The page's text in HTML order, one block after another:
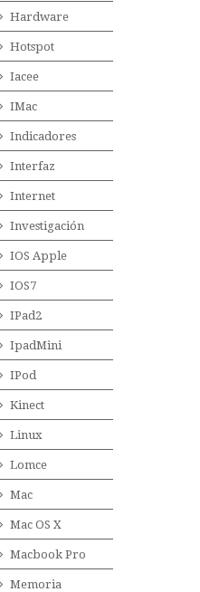
Hardware
Hotspot
Iacee
IMac
Indicadores
Interfaz
Internet
Investigación
IOS Apple
IOS7
IPad2
IpadMini
IPod
Kinect
Linux
Lomce
Mac
Mac OS X
Macbook Pro
Memoria